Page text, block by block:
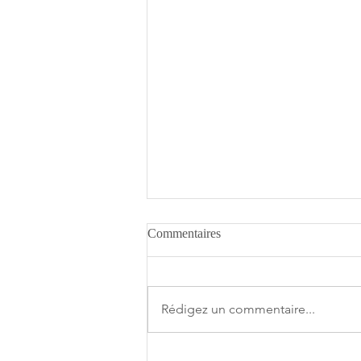
Commentaires
Rédigez un commentaire...